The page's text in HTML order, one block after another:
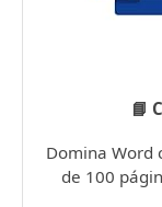
📘
Domina Word
de 100